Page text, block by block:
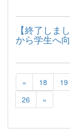
【終了しま
から学生へ
« 18 19
26
»